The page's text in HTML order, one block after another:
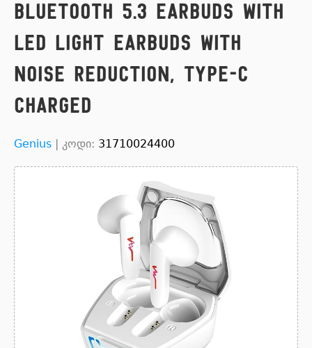
Bluetooth 5.3 Earbuds with
LED light Earbuds with
Noise Reduction, Type-C
charged
Genius | კოდი: 31710024400